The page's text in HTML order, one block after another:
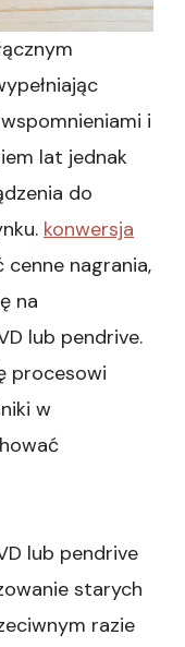
i
lat jednak
do
konwersja
cenne nagrania,
na
lub pendrive.
procesowi
w
lub pendrive
starych
razie